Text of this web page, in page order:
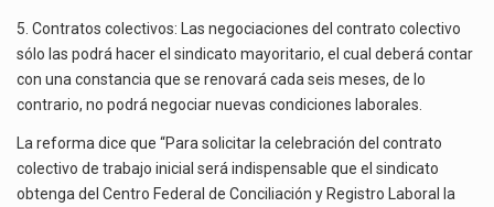
5. Contratos colectivos: Las negociaciones del contrato colectivo
sólo las podrá hacer el sindicato mayoritario, el cual deberá contar
con una constancia que se renovará cada seis meses, de lo
contrario, no podrá negociar nuevas condiciones laborales.
La reforma dice que “Para solicitar la celebración del contrato
colectivo de trabajo inicial será indispensable que el sindicato
obtenga del Centro Federal de Conciliación y Registro Laboral la